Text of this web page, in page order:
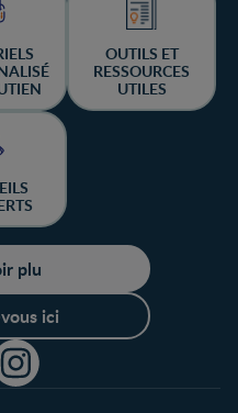
OUTILS ET
RESSOURCES
UTILES
plu
ici